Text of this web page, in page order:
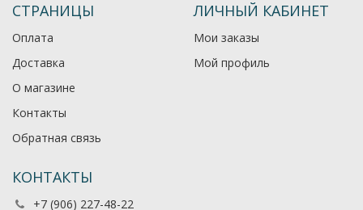
СТРАНИЦЫ
Оплата
Доставка
О магазине
Контакты
Обратная связь
ЛИЧНЫЙ КАБИНЕТ
Мои заказы
Мой профиль
КОНТАКТЫ
+7 (906) 227-48-22